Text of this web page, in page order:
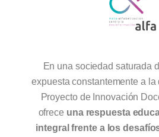
En una sociedad saturada
expuesta constantemente a la
Proyecto de Innovación
ofrece una respuesta
integral frente a los